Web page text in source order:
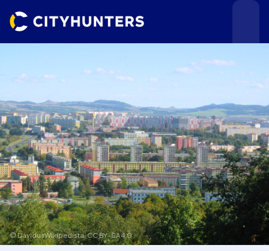
Teamevents
Städte
Anlässe
© DavidusWikipedista,CC BY-SA 4.0